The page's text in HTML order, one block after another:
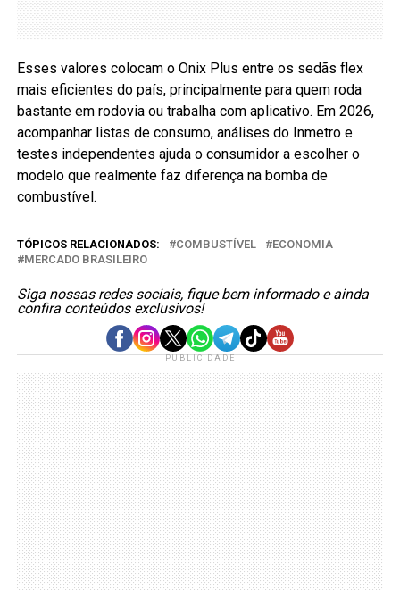
Esses valores colocam o Onix Plus entre os sedãs flex
mais eficientes do país, principalmente para quem roda
bastante em rodovia ou trabalha com aplicativo. Em 2026,
acompanhar listas de consumo, análises do Inmetro e
testes independentes ajuda o consumidor a escolher o
modelo que realmente faz diferença na bomba de
combustível.
TÓPICOS RELACIONADOS: COMBUSTÍVEL
ECONOMIA
MERCADO BRASILEIRO
Siga nossas redes sociais, fique bem informado e ainda
confira conteúdos exclusivos!
PUBLICIDADE